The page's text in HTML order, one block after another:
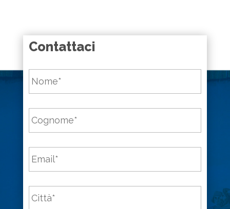
Contattaci
Nome *
Cognome *
Email *
Città *